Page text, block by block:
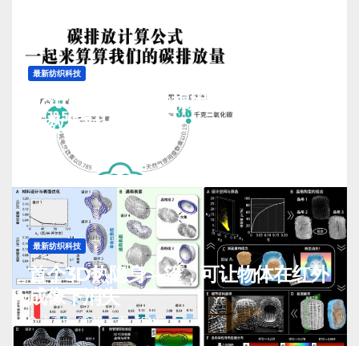
最新纺织科技
Cotton-Sim仿生棉用水排污及碳排
放数据对比与测算
J 7 月, 2026
最新纺织科技
首个3D热隐身斗篷，可让物体在红外
成像下消失
J 7 月, 2026 TENG